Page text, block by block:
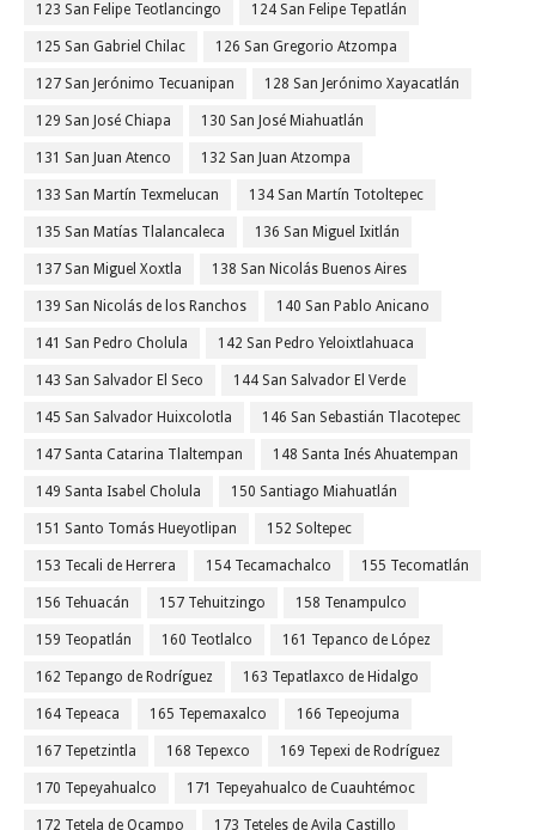
123 San Felipe Teotlancingo 124 San Felipe Tepatlán
125 San Gabriel Chilac 126 San Gregorio Atzompa
127 San Jerónimo Tecuanipan 128 San Jerónimo Xayacatlán
129 San José Chiapa 130 San José Miahuatlán
131 San Juan Atenco 132 San Juan Atzompa
133 San Martín Texmelucan 134 San Martín Totoltepec
135 San Matías Tlalancaleca 136 San Miguel Ixitlán
137 San Miguel Xoxtla 138 San Nicolás Buenos Aires
139 San Nicolás de los Ranchos 140 San Pablo Anicano
141 San Pedro Cholula 142 San Pedro Yeloixtlahuaca
143 San Salvador El Seco 144 San Salvador El Verde
145 San Salvador Huixcolotla 146 San Sebastián Tlacotepec
147 Santa Catarina Tlaltempan 148 Santa Inés Ahuatempan
149 Santa Isabel Cholula 150 Santiago Miahuatlán
151 Santo Tomás Hueyotlipan 152 Soltepec
153 Tecali de Herrera 154 Tecamachalco 155 Tecomatlán
156 Tehuacán 157 Tehuitzingo 158 Tenampulco
159 Teopatlán 160 Teotlalco 161 Tepanco de López
162 Tepango de Rodríguez 163 Tepatlaxco de Hidalgo
164 Tepeaca 165 Tepemaxalco 166 Tepeojuma
167 Tepetzintla 168 Tepexco 169 Tepexi de Rodríguez
170 Tepeyahualco 171 Tepeyahualco de Cuauhtémoc
172 Tetela de Ocampo 173 Teteles de Avila Castillo